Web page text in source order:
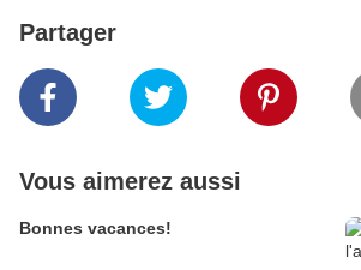
Partager
Vous aimerez aussi
Bonnes vacances!